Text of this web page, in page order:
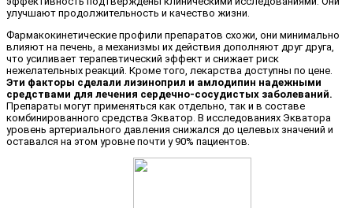
улучшают продолжительность и качество жизни.
Фармакокинетические профили препаратов схожи, они минимально
влияют на печень, а механизмы их действия дополняют друг друга,
что усиливает терапевтический эффект и снижает риск
нежелательных реакций. Кроме того, лекарства доступны по цене.
Эти факторы сделали лизиноприл и амлодипин надежными
средствами для лечения сердечно-сосудистых заболеваний.
Препараты могут применяться как отдельно, так и в составе
комбинированного средства Экватор. В исследованиях Экватора
уровень артериального давления снижался до целевых значений и
оставался на этом уровне почти у 90% пациентов.